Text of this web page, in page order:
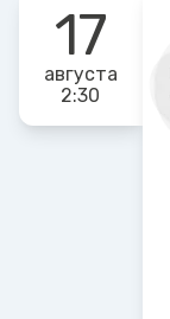
17
августа
2:30